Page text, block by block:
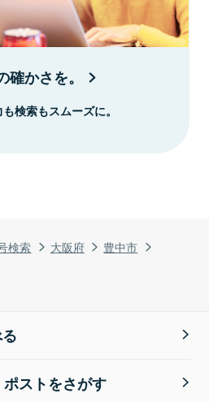
検索 大阪府
豊中市
かさを。
検索もスムーズに。
ストをさがす